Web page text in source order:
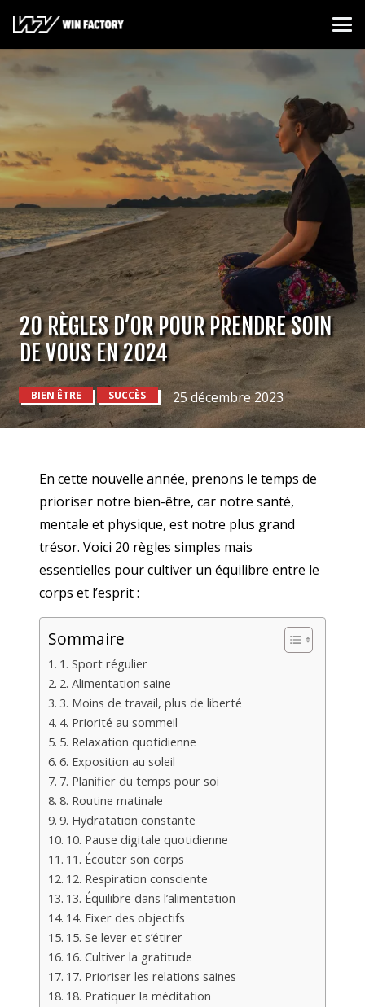
20 RÈGLES D’OR POUR PRENDRE SOIN
DE VOUS EN 2024
BIEN ÊTRE SUCCÈS 25 décembre 2023
En cette nouvelle année, prenons le temps de
prioriser notre bien-être, car notre santé,
mentale et physique, est notre plus grand
trésor. Voici 20 règles simples mais
essentielles pour cultiver un équilibre entre le
corps et l’esprit :
Sommaire
1. Sport régulier
2. Alimentation saine
3. Moins de travail, plus de liberté
4. Priorité au sommeil
5. Relaxation quotidienne
6. Exposition au soleil
7. Planifier du temps pour soi
8. Routine matinale
9. Hydratation constante
10. Pause digitale quotidienne
11. Écouter son corps
12. Respiration consciente
13. Équilibre dans l’alimentation
14. Fixer des objectifs
15. Se lever et s’étirer
16. Cultiver la gratitude
17. Prioriser les relations saines
18. Pratiquer la méditation